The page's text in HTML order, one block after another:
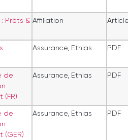
Prêts & Affiliation
Assurance, Ethias PDF
de
(FR)
Assurance, Ethias PDF
de
(GER)
Assurance, Ethias PDF